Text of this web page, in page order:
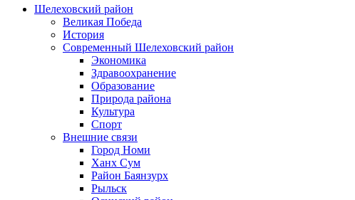
Шелеховский район
Великая Победа
История
Современный Шелеховский район
Экономика
Здравоохранение
Образование
Природа района
Культура
Спорт
Внешние связи
Город Номи
Ханх Сум
Район Баянзурх
Рыльск